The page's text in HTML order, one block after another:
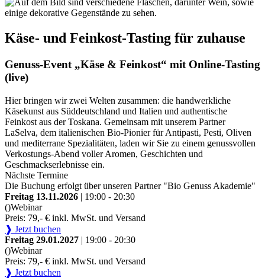
Käse- und Feinkost-Tasting für zuhause
Genuss-Event „Käse & Feinkost“ mit Online-Tasting
(live)
Hier bringen wir zwei Welten zusammen: die handwerkliche
Käsekunst aus Süddeutschland und Italien und authentische
Feinkost aus der Toskana. Gemeinsam mit unserem Partner
LaSelva, dem italienischen Bio-Pionier für Antipasti, Pesti, Oliven
und mediterrane Spezialitäten, laden wir Sie zu einem genussvollen
Verkostungs-Abend voller Aromen, Geschichten und
Geschmackserlebnisse ein.
Nächste Termine
Die Buchung erfolgt über unseren Partner "Bio Genuss Akademie"
Freitag 13.11.2026 | 19:00 - 20:30
()Webinar
Preis: 79,- € inkl. MwSt. und Versand
❱ Jetzt buchen
Freitag 29.01.2027 | 19:00 - 20:30
()Webinar
Preis: 79,- € inkl. MwSt. und Versand
❱ Jetzt buchen